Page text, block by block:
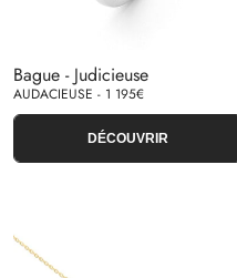
Bague - Judicieuse
AUDACIEUSE - 1 195€
DÉCOUVRIR